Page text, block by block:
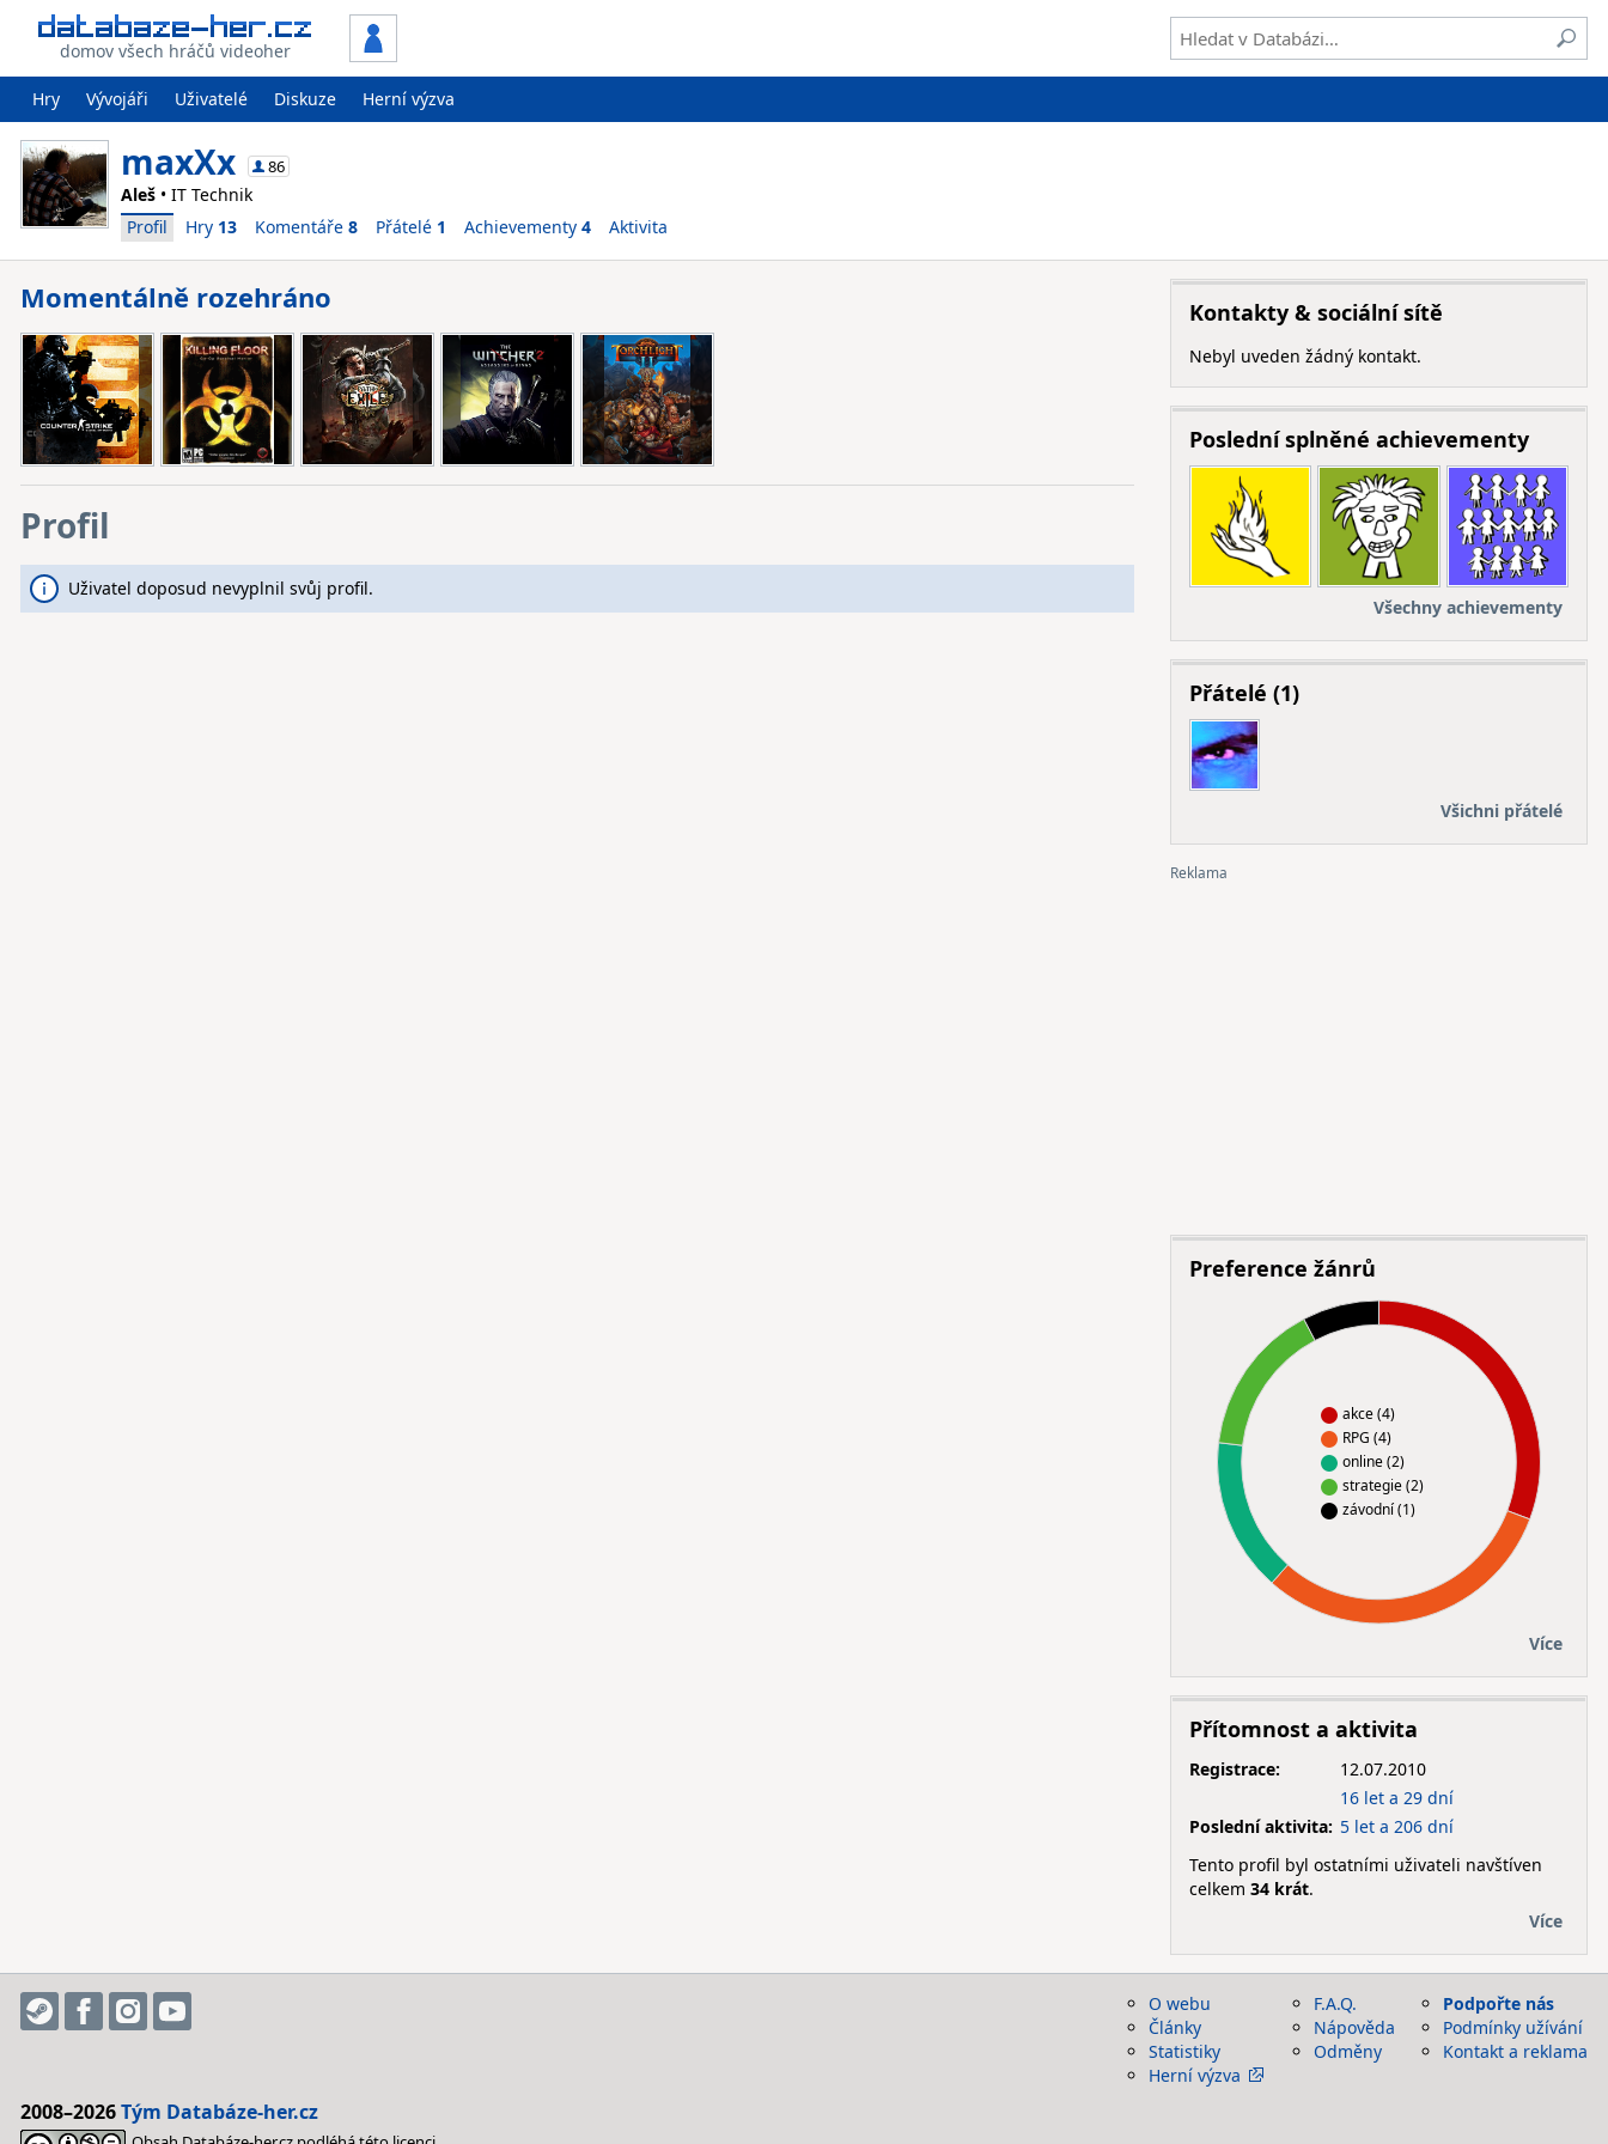
domov všech hráčů videoher
Hry Vývojáři Uživatelé Diskuze Herní výzva
maxXx 86
Aleš • IT Technik
Profil
Hry 13 Komentáře 8 Přátelé 1 Achievementy 4 Aktivita
Momentálně rozehráno
Profil
Uživatel doposud nevyplnil svůj profil.
Kontakty & sociální sítě
Nebyl uveden žádný kontakt.
Poslední splněné achievementy
Všechny achievementy
Přátelé (1)
Všichni přátelé
Preference žánrů
akce (4)
RPG (4)
online (2)
strategie (2)
závodní (1)
Více
Přítomnost a aktivita
Registrace:
12.07.2010
16 let a 29 dní
Poslední aktivita: 5 let a 206 dní
Tento profil byl ostatními uživateli navštíven
celkem 34 krát.
Více
O webu
Články
Statistiky
Herní výzva
F.A.Q.
Nápověda
Odměny
Podpořte nás
Podmínky užívání
Kontakt a reklama
2008–2026Tým Databáze-her.cz